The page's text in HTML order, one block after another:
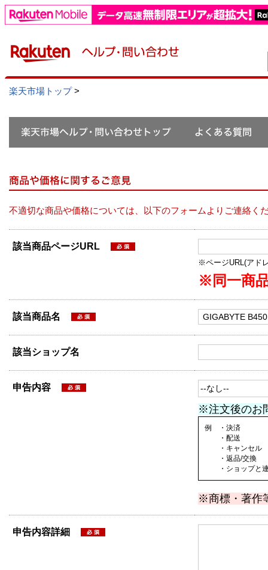
楽天市場トップ>
不適切な商品や価格については、以下のフォームよりご連絡く
該当商品ページURL
※ページURL(アド
※同一商
該当商品名
該当ショップ名
申告内容
※注文後のお
例 ・決済
・配送
・キャンセル
・返品/交換
・ショップと連
※商標・著作
申告内容詳細